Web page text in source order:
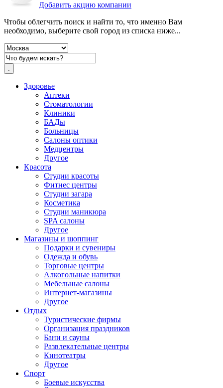
Добавить акцию компании
Чтобы облегчить поиск и найти то, что именно Вам
необходимо, выберите свой город из списка ниже...
Здоровье
Аптеки
Стоматологии
Клиники
БАДы
Больницы
Салоны оптики
Медцентры
Другое
Красота
Студии красоты
Фитнес центры
Студии загара
Косметика
Студии маникюра
SPA салоны
Другое
Магазины и шоппинг
Подарки и сувениры
Одежда и обувь
Торговые центры
Алкогольные напитки
Мебельные салоны
Интернет-магазины
Другое
Отдых
Туристические фирмы
Организация праздников
Бани и сауны
Развлекательные центры
Кинотеатры
Другое
Спорт
Боевые искусства